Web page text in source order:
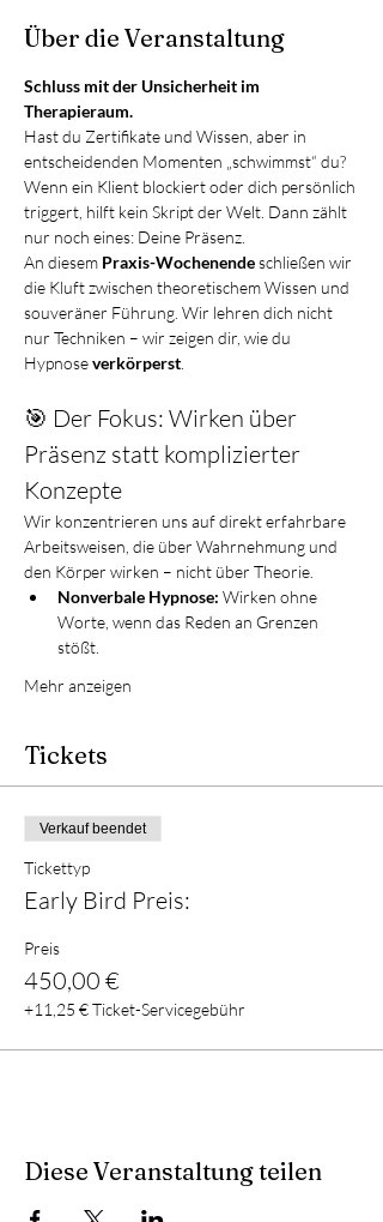
Über die Veranstaltung
Schluss mit der Unsicherheit im
Therapieraum.
Hast du Zertifikate und Wissen, aber in
entscheidenden Momenten „schwimmst“ du?
Wenn ein Klient blockiert oder dich persönlich
triggert, hilft kein Skript der Welt. Dann zählt
nur noch eines: Deine Präsenz.
An diesem Praxis-Wochenende schließen wir
die Kluft zwischen theoretischem Wissen und
souveräner Führung. Wir lehren dich nicht
nur Techniken – wir zeigen dir, wie du
Hypnose verkörperst
🎯 Der Fokus: Wirken über
Präsenz statt komplizierter
Konzepte
Wir konzentrieren uns auf direkt erfahrbare
Arbeitsweisen, die über Wahrnehmung und
den Körper wirken – nicht über Theorie.
Nonverbale Hypnose: Wirken ohne
Worte, wenn das Reden an Grenzen
stößt.
Mehr anzeigen
Tickets
Verkauf beendet
Tickettyp
Early Bird Preis:
Preis
450,00 €
+11,25 € Ticket-Servicegebühr
Diese Veranstaltung teilen